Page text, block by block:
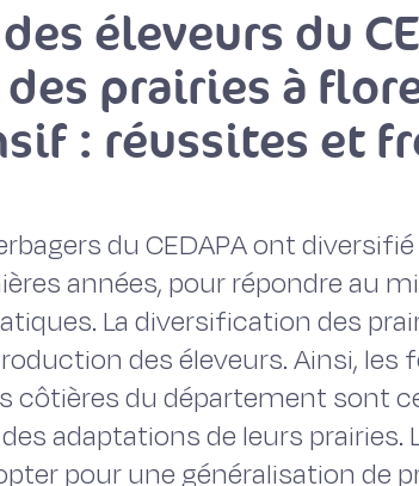
éleveurs du
prairies à
: réussites et
du CEDAPA ont
années, pour répondre au
La diversification des
des éleveurs. Ainsi, les
côtières du département sont
adaptations de leurs prairies.
pour une généralisation de